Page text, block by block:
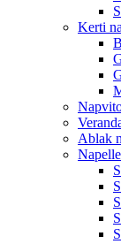
Kerti
Ablak